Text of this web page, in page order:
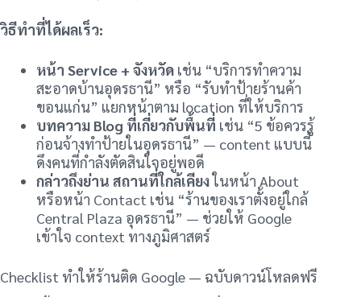
วิธีทำที่ได้ผลเร็ว:
หน้า Service + จังหวัด เช่น “บริการทำความ
สะอาดบ้านอุดรธานี” หรือ “รับทำป้ายร้านค้า
ขอนแก่น” แยกหน้าตาม location ที่ให้บริการ
บทความ Blog ที่เกี่ยวกับพื้นที่ เช่น “5 ข้อควรรู้
ก่อนจ้างทำป้ายในอุดรธานี” — content แบบนี้
ดึงคนที่กำลังตัดสินใจอยู่พอดี
กล่าวถึงย่าน สถานที่ใกล้เคียงในหน้า About
หรือหน้า Contact เช่น “ร้านของเราตั้งอยู่ใกล้
Central Plaza อุดรธานี” — ช่วยให้ Google
เข้าใจ context ทางภูมิศาสตร์
Checklist ทำให้ร้านติด Google — ฉบับดาวน์โหลดฟรี